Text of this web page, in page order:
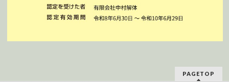
PAGETOP